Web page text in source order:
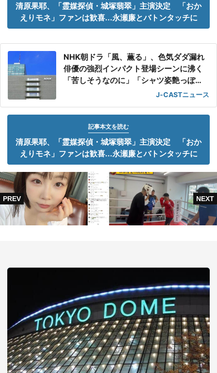
清原果耶、「霊媒探偵・城塚翡翠」主演決定 「おか
えりモネ」ファンは歓喜...永瀬廉とバトンタッチに
NHK朝ドラ「風、薫る」、色気ダダ漏れ
俳優の強烈インパクト登場シーンに沸く
「苦しそうなのに」「シャツ姿艶っぽ
J-CASTニュース
記事本文を読む
清原果耶、「霊媒探偵・城塚翡翠」主演決定 「おか
えりモネ」ファンは歓喜...永瀬廉とバトンタッチに